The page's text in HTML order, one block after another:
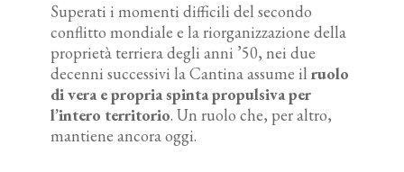
Superati i momenti difficili del secondo
conflitto mondiale e la riorganizzazione della
proprietà terriera degli anni ’50, nei due
decenni successivi la Cantina assume il ruolo
di vera e propria spinta propulsiva per
l’intero territorio. Un ruolo che, per altro,
mantiene ancora oggi.